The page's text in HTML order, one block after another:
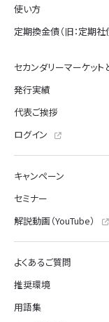
使い方
定期換金債（旧：定期社
セカンダリーマーケット
発行実績
代表ご挨拶
ログイン
キャンペーン
セミナー
解説動画（YouTube）
よくあるご質問
推奨環境
用語集